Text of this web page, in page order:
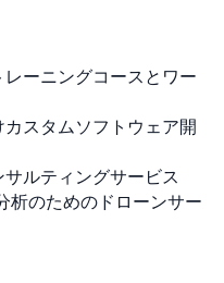
ーニングコースとワー
スタムソフトウェア開
ルティングサービス
析のためのドローンサー